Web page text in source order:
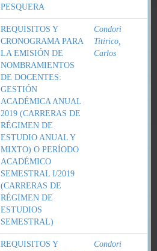
PESQUERA
REQUISITOS Y
CRONOGRAMA PARA
LA EMISIÓN DE
NOMBRAMIENTOS
DE DOCENTES:
GESTIÓN
ACADÉMICA ANUAL
2019 (CARRERAS DE
RÉGIMEN DE
ESTUDIO ANUAL Y
MIXTO) O PERÍODO
ACADÉMICO
SEMESTRAL I/2019
(CARRERAS DE
RÉGIMEN DE
ESTUDIOS
SEMESTRAL)
Condori
Titirico,
Carlos
REQUISITOS Y
Condori